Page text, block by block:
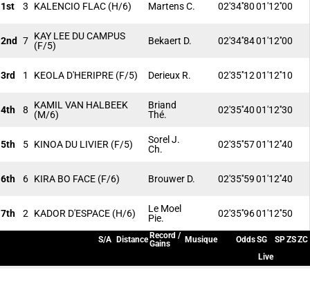
1st 3 KALENCIO FLAC (H/6) Martens C. 02'34''8001'12''00
2nd 7 KAY LEE DU CAMPUS
(F/5)
Bekaert D. 02'34''8401'12''00
3rd 1 KEOLA D'HERIPRE (F/5) Derieux R. 02'35''1201'12''10
4th 8
KAMIL VAN HALBEEK
(M/6)
Briand
Thé.
02'35''4001'12''30
5th 5 KINOA DU LIVIER (F/5)
Sorel J.
Ch.
02'35''5701'12''40
6th 6 KIRA BO FACE (F/6) Brouwer D. 02'35''5901'12''40
7th 2 KADOR D'ESPACE (H/6)
Le Moel
Pie.
02'35''9601'12''50
S/A Distance Record /
Gains
Musique OddsSG SPZSZC
Live